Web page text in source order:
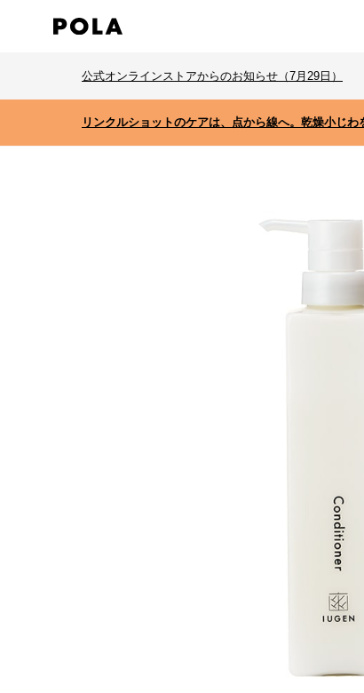
公式オンラインストアからのお知らせ（7月29日）
リンクルショットのケアは、点から線へ。乾燥小じ